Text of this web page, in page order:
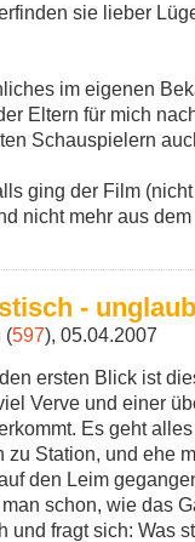
sie lieber
im eigenen
Eltern für mich
Schauspielern
ging der Film
nicht mehr aus
-
(597), 05.04.2007
ersten Blick ist
Verve und einer
Es geht
zu Station, und ehe
den Leim
schon, wie das
und fragt sich: Was